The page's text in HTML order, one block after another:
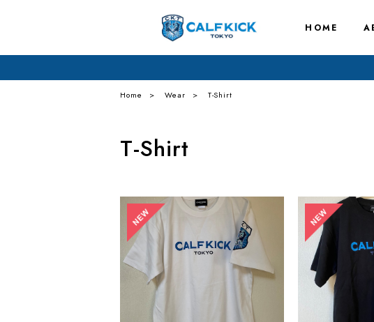
HOME
Home Wear T-Shirt
T-Shirt